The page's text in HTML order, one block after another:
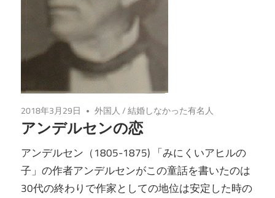
2018年3月29日 外国人 /結婚しなかった有名人
アンデルセンの恋
アンデルセン（1805-1875) 「みにくいアヒルの
子」の作者アンデルセンがこの童話を書いたのは
30代の終わりで作家としての地位は安定した時の